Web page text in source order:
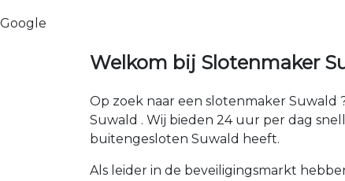
Google
Welkom bij Slotenmaker
Op zoek naar een slotenmaker
Suwald . Wij bieden 24 uur per dag
buitengesloten Suwald heeft.
Als leider in de beveiligingsmarkt